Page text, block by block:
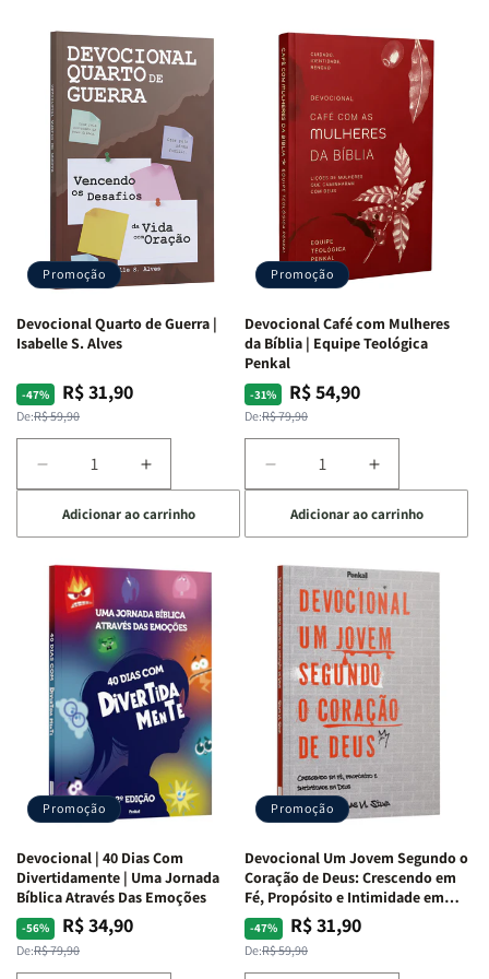
Promoção
Devocional Quarto de Guerra |
Isabelle S. Alves
-47%
Preço
normal
De:R$ 59,90
Preço
promocional
R$ 31,90
Diminuir
a
quantidade
de
Devocional
Quarto
de
Guerra
Isabelle
S.
Alves
Aumentar
a
quantidade
de
Devocional
Quarto
de
Guerra
|
Isabelle
S.
Alves
Adicionar ao carrinho
Promoção
Devocional Café com Mulheres
da Bíblia | Equipe Teológica
Penkal
-31%
Preço
normal
De:R$ 79,90
Preço
promocional
R$ 54,90
Diminuir
a
quantidade
de
Devocional
Café
com
Mulheres
da
Bíblia
Equipe
Teológica
Penkal
Aumentar
a
quantidade
de
Devocional
Café
com
Mulheres
da
Bíblia
|
Equipe
Teológica
Penkal
Adicionar ao carrinho
Promoção
Devocional | 40 Dias Com
Divertidamente | Uma Jornada
Bíblica Através Das Emoções
-56%
Preço
normal
De:R$ 79,90
Preço
promocional
R$ 34,90
Promoção
Devocional Um Jovem Segundo o
Coração de Deus: Crescendo em
Fé, Propósito e Intimidade em
Deus
-47%
Preço
normal
De:R$ 59,90
Preço
promocional
R$ 31,90